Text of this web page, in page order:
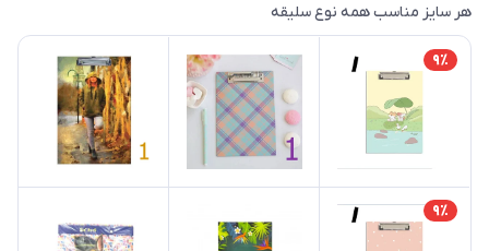
هر سایز مناسب همه نوع سلیقه
9٪
9٪